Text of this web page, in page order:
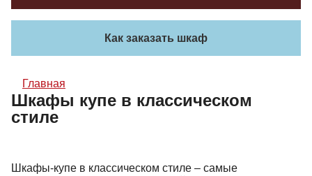
Как заказать шкаф
Главная
Шкафы купе в классическом
стиле
Шкафы-купе в классическом стиле – самые